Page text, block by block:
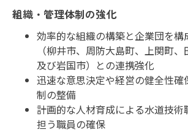
組織・管理体制の強化
効率的な組織の構築と企業団を構
（柳井市、周防大島町、上関町
及び岩国市）との連携強化
迅速な意思決定や経営の健全性確
制の整備
計画的な人材育成による水道技術
担う職員の確保